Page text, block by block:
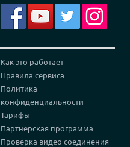
Как это работает
Правила сервиса
Политика
конфиденциальности
Тарифы
Партнерская программа
Проверка видео соединения